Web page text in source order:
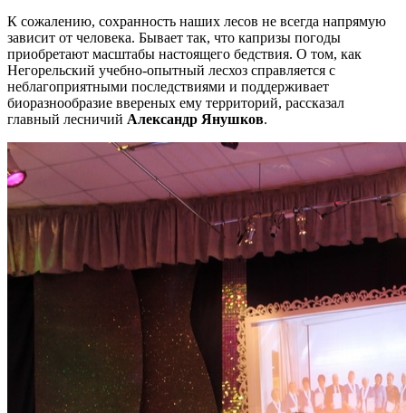
К сожалению, сохранность наших лесов не всегда напрямую
зависит от человека. Бывает так, что капризы погоды
приобретают масштабы настоящего бедствия. О том, как
Негорельский учебно-опытный лесхоз справляется с
неблагоприятными последствиями и поддерживает
биоразнообразие ввереных ему территорий, рассказал
главный лесничий Александр Янушков.